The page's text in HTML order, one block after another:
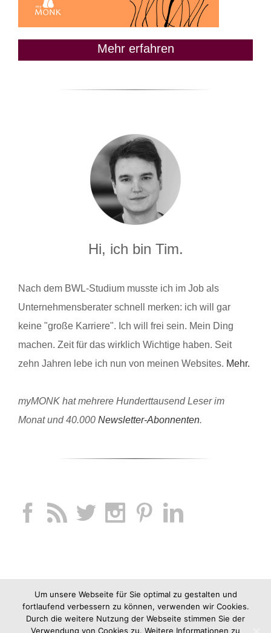
Mehr erfahren
Hi, ich bin Tim.
Nach dem BWL-Studium musste ich im Job als
Unternehmensberater schnell merken: ich will gar
keine "große Karriere". Ich will frei sein. Mein Ding
machen. Zeit für das wirklich Wichtige haben. Seit
zehn Jahren lebe ich nun von meinen Websites. Mehr.
myMONK hat mehrere Hunderttausend Leser im
Monat und 40.000 Newsletter-Abonnenten.
Um unsere Webseite für Sie optimal zu gestalten und
fortlaufend verbessern zu können, verwenden wir Cookies.
Durch die weitere Nutzung der Webseite stimmen Sie der
Verwendung von Cookies zu. Weitere Informationen zu